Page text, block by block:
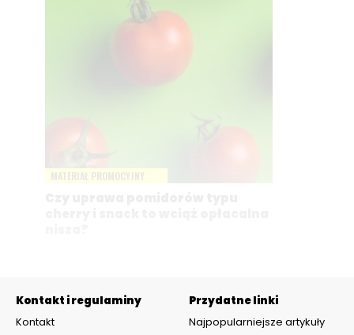
Kontakt i regulaminy
Kontakt
Przydatne linki
Najpopularniejsze artykuły